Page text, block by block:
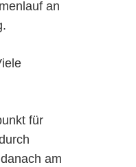
an
für
am